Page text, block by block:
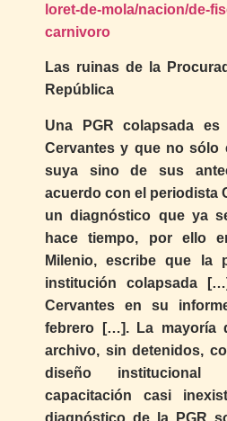
loret-de-mola/nacion/de-
carnivoro
Las ruinas de la
República
Una PGR colapsada
Cervantes y que no sólo
suya sino de sus
acuerdo con el periodista
un diagnóstico que ya
hace tiempo, por ello
Milenio, escribe que la
institución colapsada
Cervantes en su
febrero […]. La mayoría
archivo, sin detenidos,
diseño institucional
capacitación casi
diagnóstico de la PGR